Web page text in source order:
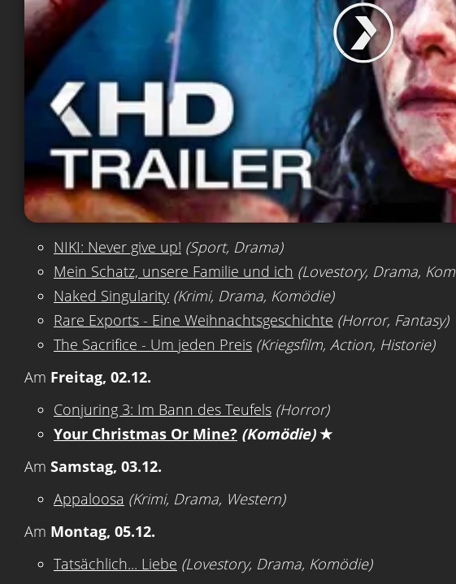
NIKI: Never give up! (Sport, Drama)
Mein Schatz, unsere Familie und ich (Lovestory, Drama,
Naked Singularity (Krimi, Drama, Komödie)
Rare Exports - Eine Weihnachtsgeschichte (Horror, Fantasy)
The Sacrifice - Um jeden Preis (Kriegsfilm, Action, Historie)
Am Freitag, 02.12.
Conjuring 3: Im Bann des Teufels (Horror)
Your Christmas Or Mine? (Komödie) ★
Am Samstag, 03.12.
Appaloosa (Krimi, Drama, Western)
Am Montag, 05.12.
Tatsächlich... Liebe (Lovestory, Drama, Komödie)